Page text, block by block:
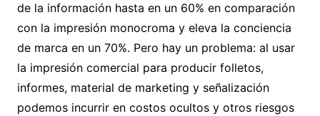
de la información hasta en un 60% en comparación
con la impresión monocroma y eleva la conciencia
de marca en un 70%. Pero hay un problema: al usar
la impresión comercial para producir folletos,
informes, material de marketing y señalización
podemos incurrir en costos ocultos y otros riesgos